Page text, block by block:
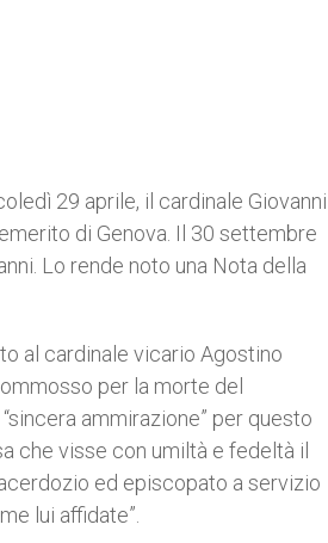
29 aprile, il cardinale Giovanni
di Genova. Il 30 settembre
Lo rende noto una Nota della
al cardinale vicario Agostino
per la morte del
ammirazione” per questo
che visse con umiltà e fedeltà il
ed episcopato a servizio
lui affidate”.